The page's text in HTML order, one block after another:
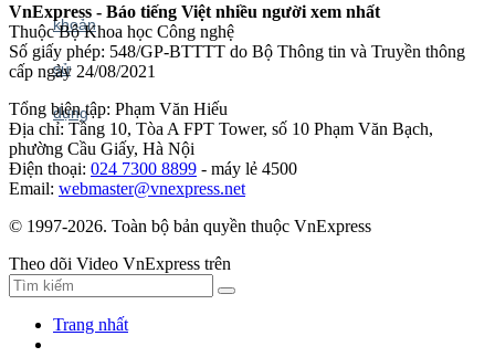
VnExpress - Báo tiếng Việt nhiều người xem nhất
Thuộc Bộ Khoa học Công nghệ
Số giấy phép: 548/GP-BTTTT do Bộ Thông tin và Truyền thông
cấp ngày 24/08/2021
Tổng biên tập: Phạm Văn Hiếu
Địa chỉ: Tầng 10, Tòa A FPT Tower, số 10 Phạm Văn Bạch,
phường Cầu Giấy, Hà Nội
Điện thoại: 024 7300 8899 - máy lẻ 4500
Email: webmaster@vnexpress.net
© 1997-2026. Toàn bộ bản quyền thuộc VnExpress
Theo dõi Video VnExpress trên
Trang nhất